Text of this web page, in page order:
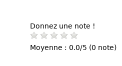
Donnez une note !
Moyenne : 0.0/5 (0 note)